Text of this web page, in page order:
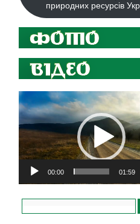
природних ресурсів
Відеопрогравач
00:00 01:59